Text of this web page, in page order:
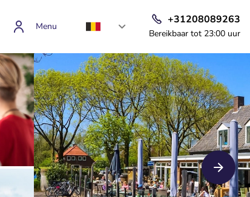
Menu
+31208089263
Bereikbaar tot 23:00 uur